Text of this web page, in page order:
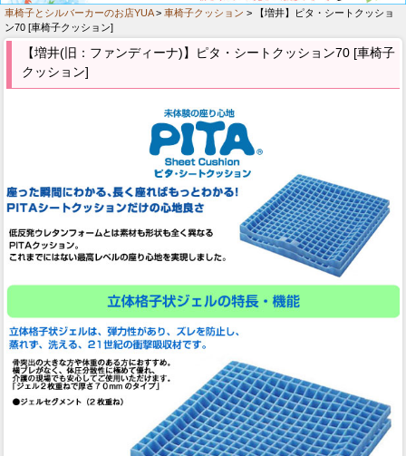
車椅子とシルバーカーのお店YUA> 車椅子クッション > 【増井】ピタ・シートクッショ
ン70 [車椅子クッション]
【増井(旧：ファンディーナ)】ピタ・シートクッション70 [車椅子
クッション]